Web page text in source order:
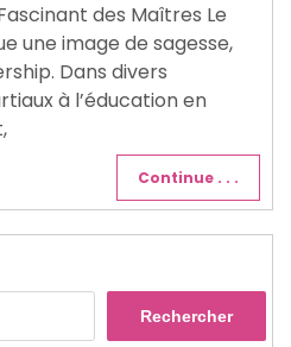
des Maîtres Le
une image de sagesse,
Dans divers
à l’éducation en
Continue . . .
Rechercher